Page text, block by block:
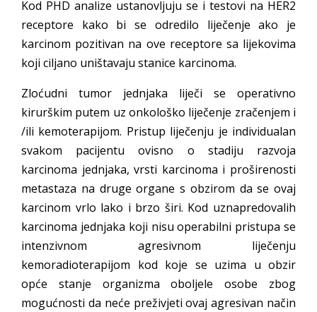
Kod PHD analize ustanovljuju se i testovi na HER2
receptore kako bi se odredilo liječenje ako je
karcinom pozitivan na ove receptore sa lijekovima
koji ciljano uništavaju stanice karcinoma.
Zloćudni tumor jednjaka liječi se operativno
kirurškim putem uz onkološko liječenje zračenjem i
/ili kemoterapijom. Pristup liječenju je individualan
svakom pacijentu ovisno o stadiju razvoja
karcinoma jednjaka, vrsti karcinoma i proširenosti
metastaza na druge organe s obzirom da se ovaj
karcinom vrlo lako i brzo širi. Kod uznapredovalih
karcinoma jednjaka koji nisu operabilni pristupa se
intenzivnom agresivnom liječenju
kemoradioterapijom kod koje se uzima u obzir
opće stanje organizma oboljele osobe zbog
mogućnosti da neće preživjeti ovaj agresivan način